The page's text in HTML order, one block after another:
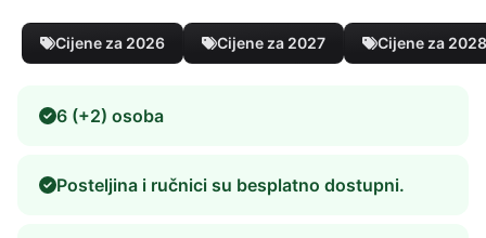
Cijene za 2026 Cijene za 2027 Cijene za 2028
6 (+2) osoba
Posteljina i ručnici su besplatno dostupni.